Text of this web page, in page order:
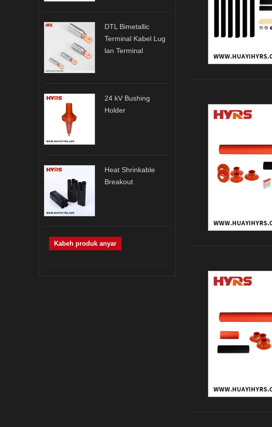
DTL Bimetallic
Terminal Kabel Lug
lan Terminal
24 kV Bushing
Holder
Heat Shrinkable
Breakout
Kabeh produk anyar